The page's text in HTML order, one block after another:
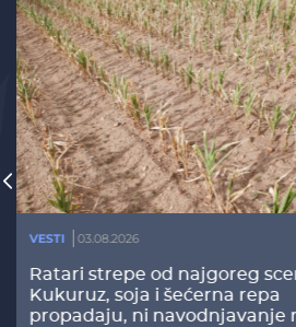
VESTI 03.08.2026
Ratari strepe od najgoreg
Kukuruz, soja i šećerna repa
propadaju, ni navodnjavanje